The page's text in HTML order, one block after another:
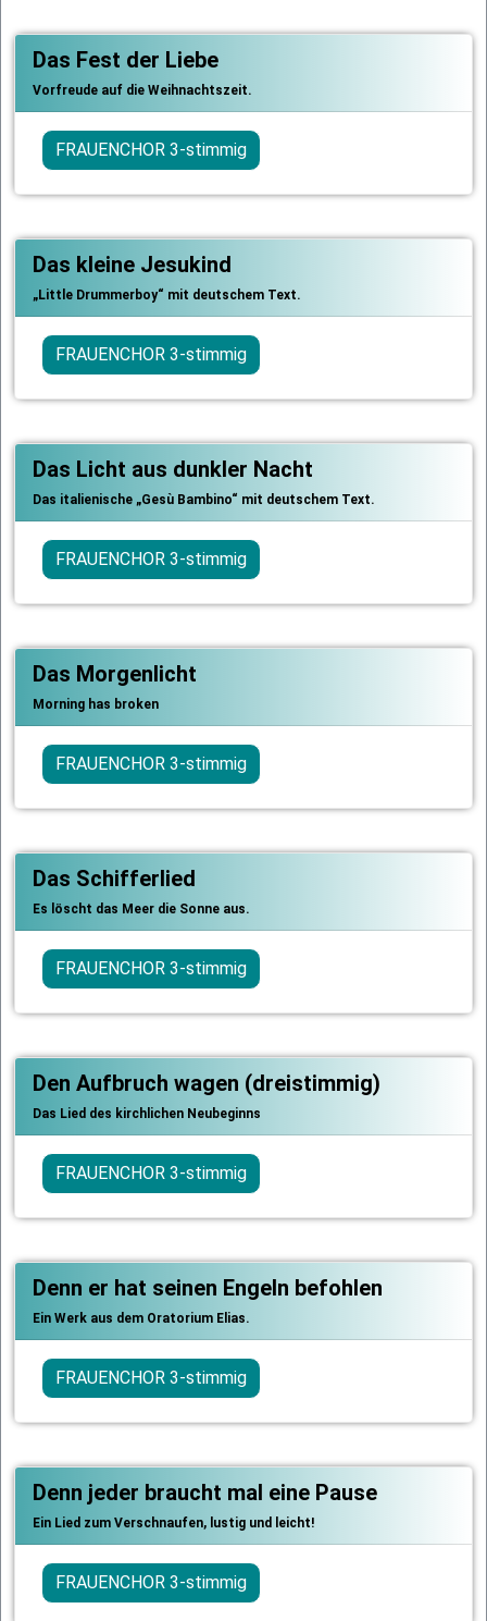
Das Fest der Liebe
Vorfreude auf die Weihnachtszeit.
FRAUENCHOR 3-stimmig
Das kleine Jesukind
„Little Drummerboy“ mit deutschem Text.
FRAUENCHOR 3-stimmig
Das Licht aus dunkler Nacht
Das italienische „Gesù Bambino“ mit deutschem Text.
FRAUENCHOR 3-stimmig
Das Morgenlicht
Morning has broken
FRAUENCHOR 3-stimmig
Das Schifferlied
Es löscht das Meer die Sonne aus.
FRAUENCHOR 3-stimmig
Den Aufbruch wagen (dreistimmig)
Das Lied des kirchlichen Neubeginns
FRAUENCHOR 3-stimmig
Denn er hat seinen Engeln befohlen
Ein Werk aus dem Oratorium Elias.
FRAUENCHOR 3-stimmig
Denn jeder braucht mal eine Pause
Ein Lied zum Verschnaufen, lustig und leicht!
FRAUENCHOR 3-stimmig